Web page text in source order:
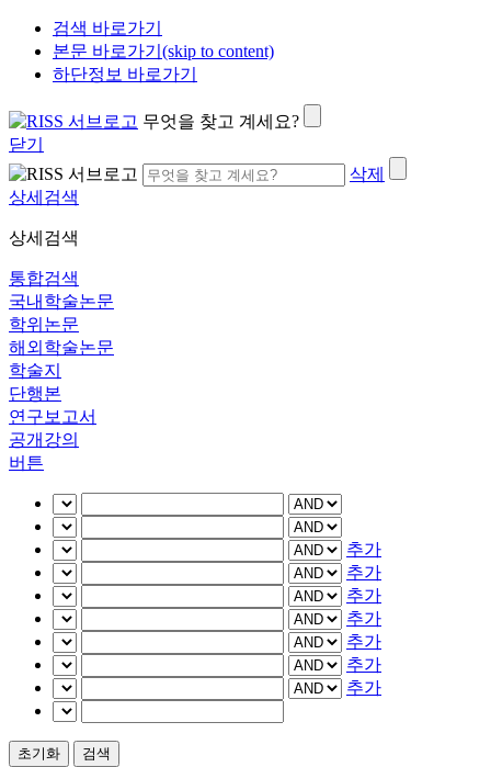
검색 바로가기
본문 바로가기(skip to content)
하단정보 바로가기
무엇을 찾고 계세요?
닫기
삭제
상세검색
상세검색
통합검색
국내학술논문
학위논문
해외학술논문
학술지
단행본
연구보고서
공개강의
버튼
추가
추가
추가
추가
추가
추가
추가